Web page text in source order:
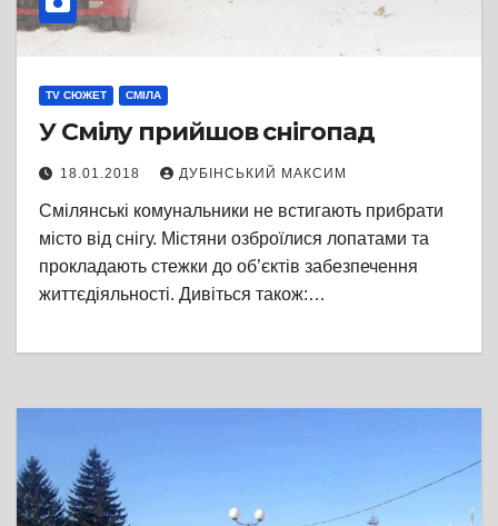
TV СЮЖЕТ СМІЛА
У Смілу прийшов снігопад
18.01.2018 ДУБІНСЬКИЙ МАКСИМ
Смілянські комунальники не встигають прибрати
місто від снігу. Містяни озброїлися лопатами та
прокладають стежки до об’єктів забезпечення
життєдіяльності. Дивіться також:…